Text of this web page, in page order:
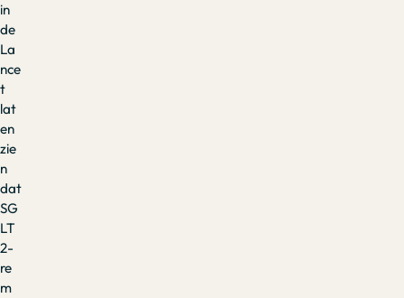
in
de
La
nce
t
lat
en
zie
n
dat
SG
LT
2-
re
m